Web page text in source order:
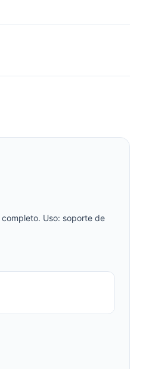
Uso: soporte de